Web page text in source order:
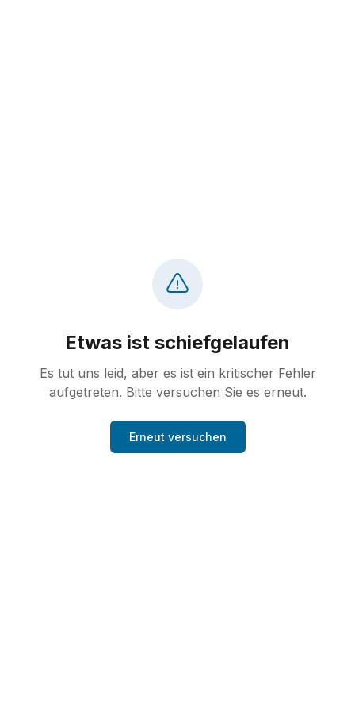
Etwas ist schiefgelaufen
Es tut uns leid, aber es ist ein kritischer Fehler
aufgetreten. Bitte versuchen Sie es erneut.
Erneut versuchen